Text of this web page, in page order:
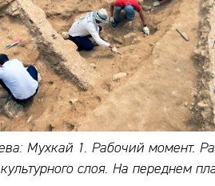
Мухкай 1. Рабочий момент.
слоя. На переднем